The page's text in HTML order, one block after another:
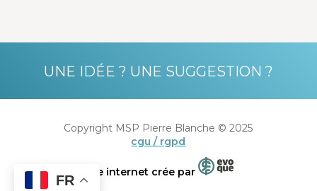
UNE IDÉE ? UNE SUGGESTION ?
Copyright MSP Pierre Blanche © 2025
cgu / rgpd
Site internet crée par
FR